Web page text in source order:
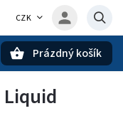
CZK
Prázdný košík
Liquid